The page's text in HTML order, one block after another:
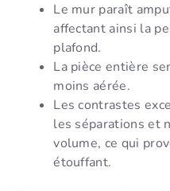
Le mur paraît
affectant ainsi la
plafond.
La pièce entière
moins aérée.
Les contrastes
les séparations et
volume, ce qui
étouffant.